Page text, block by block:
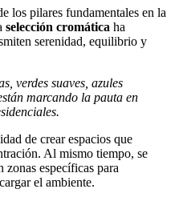
los pilares fundamentales en la
selección cromática ha
serenidad, equilibrio y
verdes suaves, azules
marcando la pauta en
de crear espacios que
Al mismo tiempo, se
zonas específicas para
el ambiente.